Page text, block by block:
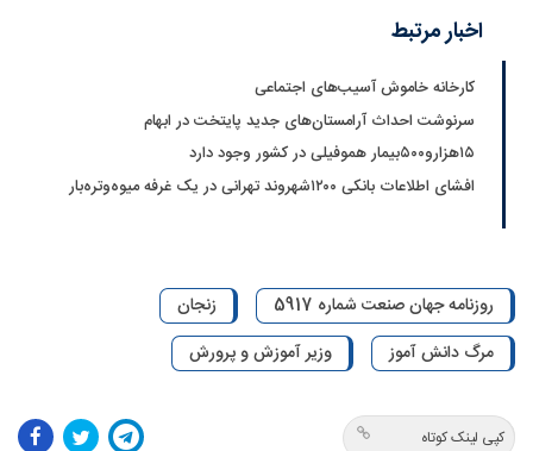
اخبار مرتبط
کارخانه خاموش آسیب‌های اجتماعی
سرنوشت احداث آرامستان‌های جدید پایتخت در ابهام
۱۵هزارو۵۰۰بیمار هموفیلی در کشور وجود دارد
افشای اطلاعات بانکی ۱۲۰۰شهروند تهرانی در یک غرفه میوه‌وتره‌بار
روزنامه جهان صنعت شماره 5917
زنجان
مرگ دانش آموز
وزیر آموزش و پرورش
کپی لینک کوتاه